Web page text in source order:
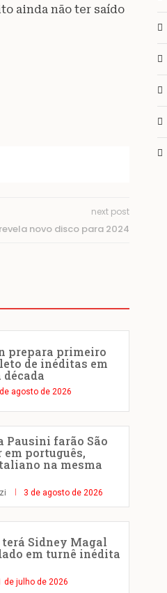
ainda não ter saído
next post
novo disco para 2024
prepara primeiro
de inéditas em
década
agosto de 2026
Pausini farão São
em português,
na mesma
3 de agosto de 2026
Sidney Magal
em turnê inédita
de julho de 2026